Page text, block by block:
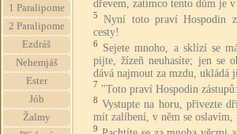
1 Paralipome
2 Paralipome
Ezdráš
Nehemjáš
Ester
Jób
Žalmy
dřevem, zatímco tento dům je v
5
Nyní toto praví Hospodin
cesty!
6
Sejete mnoho, a sklízí se
pijte, žízeň neuhasíte; jen se
dává najmout za mzdu, ukládá
7 "Toto praví Hospodin
8 Vystupte na horu, přivezte
mít zalíbení, v něm se oslavím,
9